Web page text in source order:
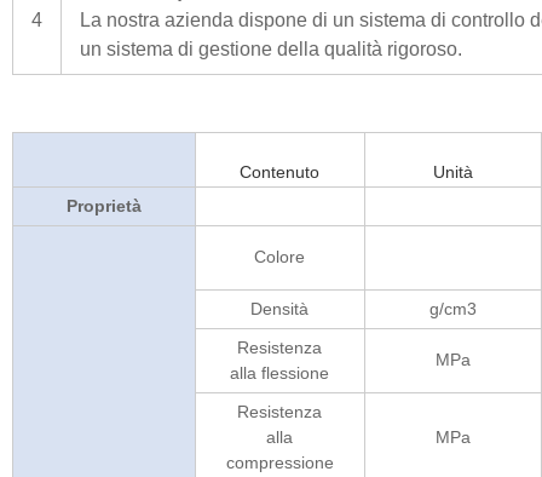
4
La nostra azienda dispone di un sistema di controllo
un sistema di gestione della qualità rigoroso.
Contenuto
Unità
Proprietà
Colore
Densità
g/cm3
Resistenza
alla flessione
MPa
Resistenza
alla
compressione
MPa